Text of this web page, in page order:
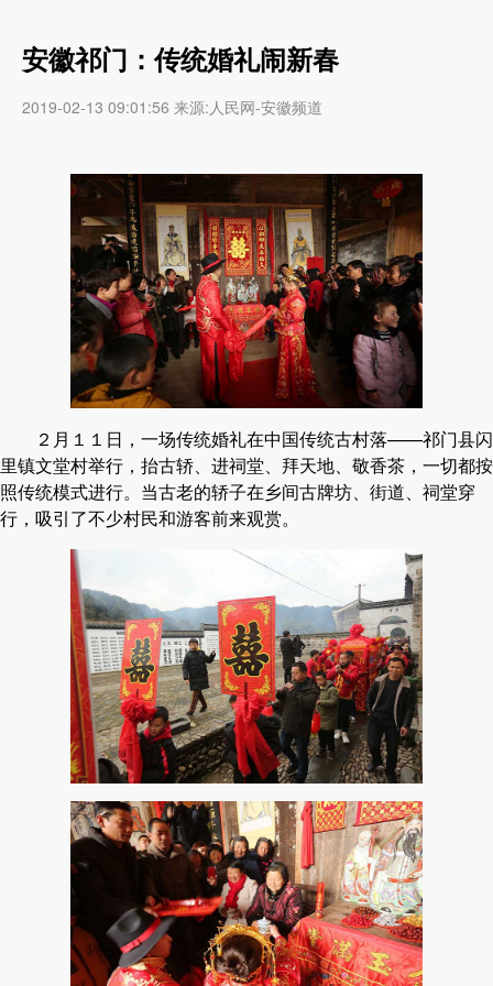
安徽祁门：传统婚礼闹新春
2019-02-13 09:01:56 来源:人民网-安徽频道
２月１１日，一场传统婚礼在中国传统古村落——祁门县闪
里镇文堂村举行，抬古轿、进祠堂、拜天地、敬香茶，一切都按
照传统模式进行。当古老的轿子在乡间古牌坊、街道、祠堂穿
行，吸引了不少村民和游客前来观赏。